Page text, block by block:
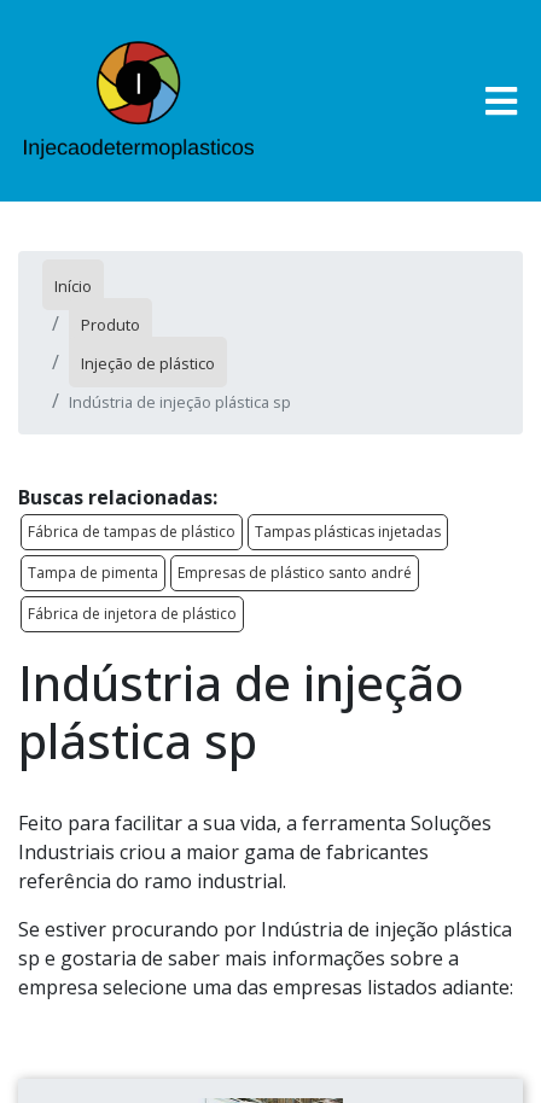
Início
Produto
Injeção de plástico
Indústria de injeção plástica sp
Buscas relacionadas:
Fábrica de tampas de plástico
Tampas plásticas injetadas
Tampa de pimenta
Empresas de plástico santo andré
Fábrica de injetora de plástico
Indústria de injeção
plástica sp
Feito para facilitar a sua vida, a ferramenta Soluções
Industriais criou a maior gama de fabricantes
referência do ramo industrial.
Se estiver procurando por Indústria de injeção plástica
sp e gostaria de saber mais informações sobre a
empresa selecione uma das empresas listados adiante: